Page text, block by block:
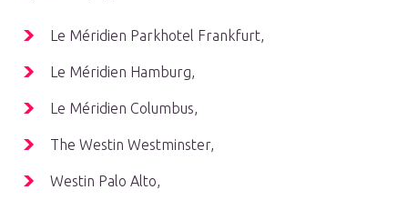
Le Méridien Parkhotel Frankfurt,
Le Méridien Hamburg,
Le Méridien Columbus,
The Westin Westminster,
Westin Palo Alto,